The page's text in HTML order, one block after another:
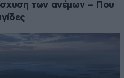
των ανέμων – Που